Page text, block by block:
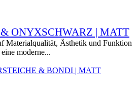
ONYXSCHWARZ | MATT
Materialqualität, Ästhetik und Funktion
moderne...